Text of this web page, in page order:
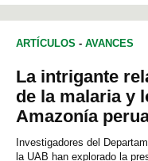
ARTÍCULOS - AVANCES
La intrigante
de la malaria y
Amazonía
Investigadores del
la UAB han explorado la